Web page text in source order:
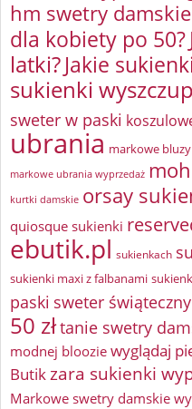
hm swetry damskie
dla kobiety po 50?
latki?Jakie
sukienki
sweter w paski
ubrania markowe
markowe ubrania wyprzedaż
kurtki damskie orsay
quiosque sukienki
ebutik.pl sukienkach
sukienki maxi z falbanami
paski sweter świąteczny
50 złtanie swetry
modnej bloozie wyglądaj
Butikzara sukienki
Markowe swetry damskie